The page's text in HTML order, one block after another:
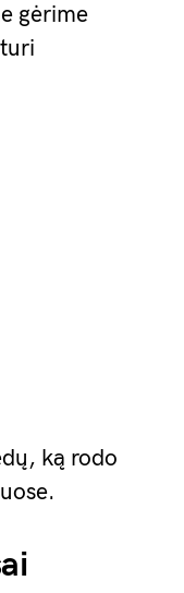
gėrime
ką rodo